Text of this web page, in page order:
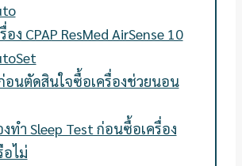
อง CPAP ResMed AirSense 10
อนตัดสินใจซื้อเครื่องช่วยนอน
ทำ Sleep Test ก่อนซื้อเครื่อง
ไม่